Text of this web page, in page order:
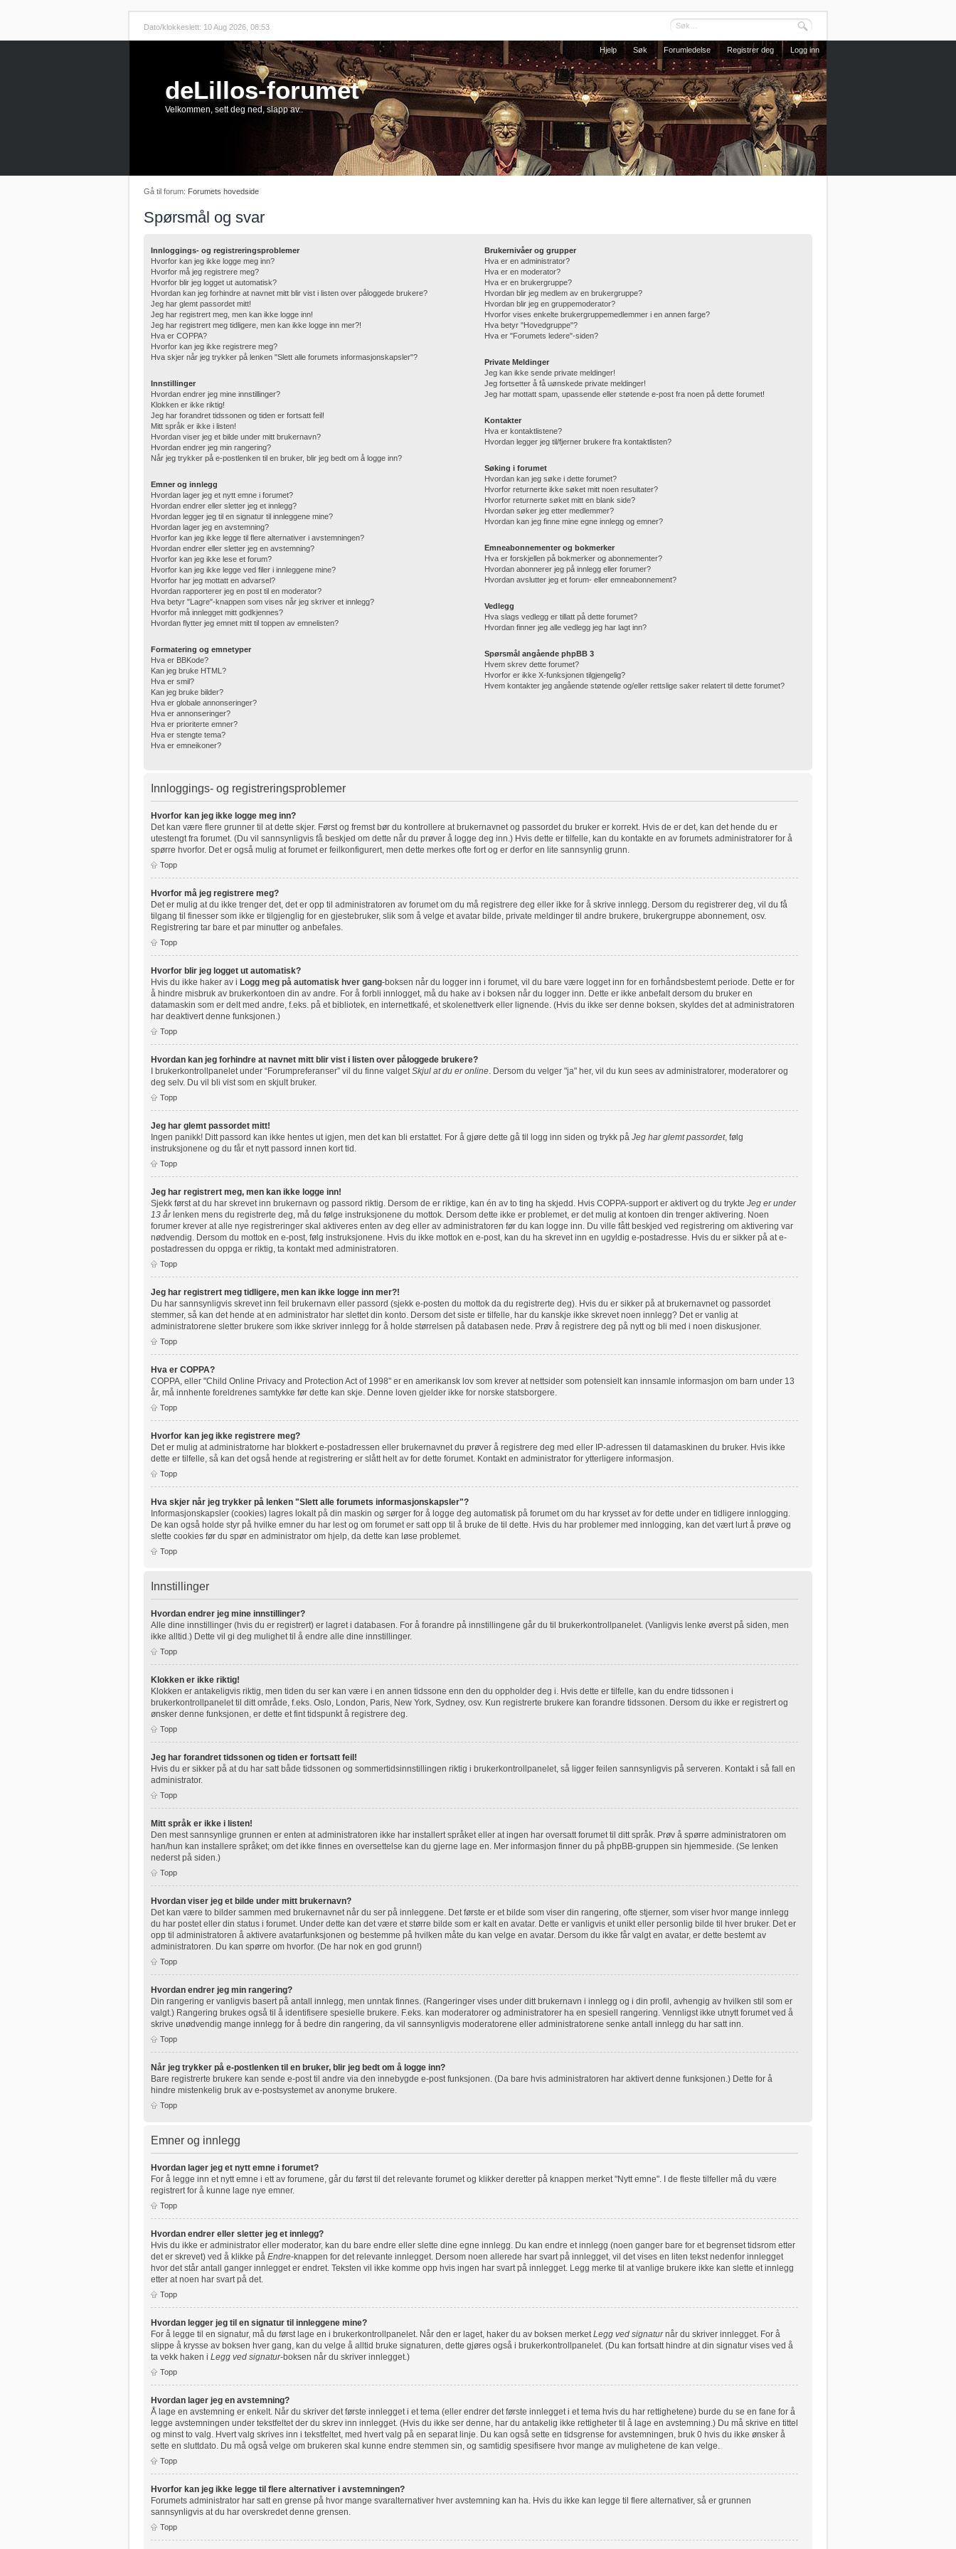
Dato/klokkeslett: 10 Aug 2026, 08:53
Hjelp Søk Forumledelse Registrer deg Logg inn
deLillos-forumet
Velkommen, sett deg ned, slapp av..
Gå til forum: Forumets hovedside
Spørsmål og svar
Innloggings- og registreringsproblemer
Hvorfor kan jeg ikke logge meg inn?
Hvorfor må jeg registrere meg?
Hvorfor blir jeg logget ut automatisk?
Hvordan kan jeg forhindre at navnet mitt blir vist i listen over påloggede brukere?
Jeg har glemt passordet mitt!
Jeg har registrert meg, men kan ikke logge inn!
Jeg har registrert meg tidligere, men kan ikke logge inn mer?!
Hva er COPPA?
Hvorfor kan jeg ikke registrere meg?
Hva skjer når jeg trykker på lenken "Slett alle forumets informasjonskapsler"?
Innstillinger
Hvordan endrer jeg mine innstillinger?
Klokken er ikke riktig!
Jeg har forandret tidssonen og tiden er fortsatt feil!
Mitt språk er ikke i listen!
Hvordan viser jeg et bilde under mitt brukernavn?
Hvordan endrer jeg min rangering?
Når jeg trykker på e-postlenken til en bruker, blir jeg bedt om å logge inn?
Emner og innlegg
Hvordan lager jeg et nytt emne i forumet?
Hvordan endrer eller sletter jeg et innlegg?
Hvordan legger jeg til en signatur til innleggene mine?
Hvordan lager jeg en avstemning?
Hvorfor kan jeg ikke legge til flere alternativer i avstemningen?
Hvordan endrer eller sletter jeg en avstemning?
Hvorfor kan jeg ikke lese et forum?
Hvorfor kan jeg ikke legge ved filer i innleggene mine?
Hvorfor har jeg mottatt en advarsel?
Hvordan rapporterer jeg en post til en moderator?
Hva betyr "Lagre"-knappen som vises når jeg skriver et innlegg?
Hvorfor må innlegget mitt godkjennes?
Hvordan flytter jeg emnet mitt til toppen av emnelisten?
Formatering og emnetyper
Hva er BBKode?
Kan jeg bruke HTML?
Hva er smil?
Kan jeg bruke bilder?
Hva er globale annonseringer?
Hva er annonseringer?
Hva er prioriterte emner?
Hva er stengte tema?
Hva er emneikoner?
Brukernivåer og grupper
Hva er en administrator?
Hva er en moderator?
Hva er en brukergruppe?
Hvordan blir jeg medlem av en brukergruppe?
Hvordan blir jeg en gruppemoderator?
Hvorfor vises enkelte brukergruppemedlemmer i en annen farge?
Hva betyr "Hovedgruppe"?
Hva er "Forumets ledere"-siden?
Private Meldinger
Jeg kan ikke sende private meldinger!
Jeg fortsetter å få uønskede private meldinger!
Jeg har mottatt spam, upassende eller støtende e-post fra noen på dette forumet!
Kontakter
Hva er kontaktlistene?
Hvordan legger jeg til/fjerner brukere fra kontaktlisten?
Søking i forumet
Hvordan kan jeg søke i dette forumet?
Hvorfor returnerte ikke søket mitt noen resultater?
Hvorfor returnerte søket mitt en blank side?
Hvordan søker jeg etter medlemmer?
Hvordan kan jeg finne mine egne innlegg og emner?
Emneabonnementer og bokmerker
Hva er forskjellen på bokmerker og abonnementer?
Hvordan abonnerer jeg på innlegg eller forumer?
Hvordan avslutter jeg et forum- eller emneabonnement?
Vedlegg
Hva slags vedlegg er tillatt på dette forumet?
Hvordan finner jeg alle vedlegg jeg har lagt inn?
Spørsmål angående phpBB 3
Hvem skrev dette forumet?
Hvorfor er ikke X-funksjonen tilgjengelig?
Hvem kontakter jeg angående støtende og/eller rettslige saker relatert til dette forumet?
Innloggings- og registreringsproblemer
Hvorfor kan jeg ikke logge meg inn?
Det kan være flere grunner til at dette skjer. Først og fremst bør du kontrollere at brukernavnet og passordet du bruker er korrekt. Hvis de er det, kan det hende du er
utestengt fra forumet. (Du vil sannsynligvis få beskjed om dette når du prøver å logge deg inn.) Hvis dette er tilfelle, kan du kontakte en av forumets administratorer for å
spørre hvorfor. Det er også mulig at forumet er feilkonfigurert, men dette merkes ofte fort og er derfor en lite sannsynlig grunn.
Topp
Hvorfor må jeg registrere meg?
Det er mulig at du ikke trenger det, det er opp til administratoren av forumet om du må registrere deg eller ikke for å skrive innlegg. Dersom du registrerer deg, vil du få
tilgang til finesser som ikke er tilgjenglig for en gjestebruker, slik som å velge et avatar bilde, private meldinger til andre brukere, brukergruppe abonnement, osv.
Registrering tar bare et par minutter og anbefales.
Topp
Hvorfor blir jeg logget ut automatisk?
Hvis du ikke haker av i Logg meg på automatisk hver gang-boksen når du logger inn i forumet, vil du bare være logget inn for en forhåndsbestemt periode. Dette er for
å hindre misbruk av brukerkontoen din av andre. For å forbli innlogget, må du hake av i boksen når du logger inn. Dette er ikke anbefalt dersom du bruker en
datamaskin som er delt med andre, f.eks. på et bibliotek, en internettkafé, et skolenettverk eller lignende. (Hvis du ikke ser denne boksen, skyldes det at administratoren
har deaktivert denne funksjonen.)
Topp
Hvordan kan jeg forhindre at navnet mitt blir vist i listen over påloggede brukere?
I brukerkontrollpanelet under “Forumpreferanser” vil du finne valget Skjul at du er online . Dersom du velger "ja" her, vil du kun sees av administratorer, moderatorer og
deg selv. Du vil bli vist som en skjult bruker.
Topp
Jeg har glemt passordet mitt!
Ingen panikk! Ditt passord kan ikke hentes ut igjen, men det kan bli erstattet. For å gjøre dette gå til logg inn siden og trykk på Jeg har glemt passordet, følg
instruksjonene og du får et nytt passord innen kort tid.
Topp
Jeg har registrert meg, men kan ikke logge inn!
Sjekk først at du har skrevet inn brukernavn og passord riktig. Dersom de er riktige, kan én av to ting ha skjedd. Hvis COPPA-support er aktivert og du trykte Jeg er under
13 årlenken mens du registrerte deg, må du følge instruksjonene du mottok. Dersom dette ikke er problemet, er det mulig at kontoen din trenger aktivering. Noen
forumer krever at alle nye registreringer skal aktiveres enten av deg eller av administratoren før du kan logge inn. Du ville fått beskjed ved registrering om aktivering var
nødvendig. Dersom du mottok en e-post, følg instruksjonene. Hvis du ikke mottok en e-post, kan du ha skrevet inn en ugyldig e-postadresse. Hvis du er sikker på at e-
postadressen du oppga er riktig, ta kontakt med administratoren.
Topp
Jeg har registrert meg tidligere, men kan ikke logge inn mer?!
Du har sannsynligvis skrevet inn feil brukernavn eller passord (sjekk e-posten du mottok da du registrerte deg). Hvis du er sikker på at brukernavnet og passordet
stemmer, så kan det hende at en administrator har slettet din konto. Dersom det siste er tilfelle, har du kanskje ikke skrevet noen innlegg? Det er vanlig at
administratorene sletter brukere som ikke skriver innlegg for å holde størrelsen på databasen nede. Prøv å registrere deg på nytt og bli med i noen diskusjoner.
Topp
Hva er COPPA?
COPPA, eller "Child Online Privacy and Protection Act of 1998" er en amerikansk lov som krever at nettsider som potensielt kan innsamle informasjon om barn under 13
år, må innhente foreldrenes samtykke før dette kan skje. Denne loven gjelder ikke for norske statsborgere.
Topp
Hvorfor kan jeg ikke registrere meg?
Det er mulig at administratorne har blokkert e-postadressen eller brukernavnet du prøver å registrere deg med eller IP-adressen til datamaskinen du bruker. Hvis ikke
dette er tilfelle, så kan det også hende at registrering er slått helt av for dette forumet. Kontakt en administrator for ytterligere informasjon.
Topp
Hva skjer når jeg trykker på lenken "Slett alle forumets informasjonskapsler"?
Informasjonskapsler (cookies) lagres lokalt på din maskin og sørger for å logge deg automatisk på forumet om du har krysset av for dette under en tidligere innlogging.
De kan også holde styr på hvilke emner du har lest og om forumet er satt opp til å bruke de til dette. Hvis du har problemer med innlogging, kan det vært lurt å prøve og
slette cookies før du spør en administrator om hjelp, da dette kan løse problemet.
Topp
Innstillinger
Hvordan endrer jeg mine innstillinger?
Alle dine innstillinger (hvis du er registrert) er lagret i databasen. For å forandre på innstillingene går du til brukerkontrollpanelet. (Vanligvis lenke øverst på siden, men
ikke alltid.) Dette vil gi deg mulighet til å endre alle dine innstillinger.
Topp
Klokken er ikke riktig!
Klokken er antakeligvis riktig, men tiden du ser kan være i en annen tidssone enn den du oppholder deg i. Hvis dette er tilfelle, kan du endre tidssonen i
brukerkontrollpanelet til ditt område, f.eks. Oslo, London, Paris, New York, Sydney, osv. Kun registrerte brukere kan forandre tidssonen. Dersom du ikke er registrert og
ønsker denne funksjonen, er dette et fint tidspunkt å registrere deg.
Topp
Jeg har forandret tidssonen og tiden er fortsatt feil!
Hvis du er sikker på at du har satt både tidssonen og sommertidsinnstillingen riktig i brukerkontrollpanelet, så ligger feilen sannsynligvis på serveren. Kontakt i så fall en
administrator.
Topp
Mitt språk er ikke i listen!
Den mest sannsynlige grunnen er enten at administratoren ikke har installert språket eller at ingen har oversatt forumet til ditt språk. Prøv å spørre administratoren om
han/hun kan installere språket; om det ikke finnes en oversettelse kan du gjerne lage en. Mer informasjon finner du på phpBB-gruppen sin hjemmeside. (Se lenken
nederst på siden.)
Topp
Hvordan viser jeg et bilde under mitt brukernavn?
Det kan være to bilder sammen med brukernavnet når du ser på innleggene. Det første er et bilde som viser din rangering, ofte stjerner, som viser hvor mange innlegg
du har postet eller din status i forumet. Under dette kan det være et større bilde som er kalt en avatar. Dette er vanligvis et unikt eller personlig bilde til hver bruker. Det er
opp til administratoren å aktivere avatarfunksjonen og bestemme på hvilken måte du kan velge en avatar. Dersom du ikke får valgt en avatar, er dette bestemt av
administratoren. Du kan spørre om hvorfor. (De har nok en god grunn!)
Topp
Hvordan endrer jeg min rangering?
Din rangering er vanligvis basert på antall innlegg, men unntak finnes. (Rangeringer vises under ditt brukernavn i innlegg og i din profil, avhengig av hvilken stil som er
valgt.) Rangering brukes også til å identifisere spesielle brukere. F.eks. kan moderatorer og administratorer ha en spesiell rangering. Vennligst ikke utnytt forumet ved å
skrive unødvendig mange innlegg for å bedre din rangering, da vil sannsynligvis moderatorene eller administratorene senke antall innlegg du har satt inn.
Topp
Når jeg trykker på e-postlenken til en bruker, blir jeg bedt om å logge inn?
Bare registrerte brukere kan sende e-post til andre via den innebygde e-post funksjonen. (Da bare hvis administratoren har aktivert denne funksjonen.) Dette for å
hindre mistenkelig bruk av e-postsystemet av anonyme brukere.
Topp
Emner og innlegg
Hvordan lager jeg et nytt emne i forumet?
For å legge inn et nytt emne i ett av forumene, går du først til det relevante forumet og klikker deretter på knappen merket "Nytt emne". I de fleste tilfeller må du være
registrert for å kunne lage nye emner.
Topp
Hvordan endrer eller sletter jeg et innlegg?
Hvis du ikke er administrator eller moderator, kan du bare endre eller slette dine egne innlegg. Du kan endre et innlegg (noen ganger bare for et begrenset tidsrom etter
det er skrevet) ved å klikke på Endre-knappen for det relevante innlegget. Dersom noen allerede har svart på innlegget, vil det vises en liten tekst nedenfor innlegget
hvor det står antall ganger innlegget er endret. Teksten vil ikke komme opp hvis ingen har svart på innlegget. Legg merke til at vanlige brukere ikke kan slette et innlegg
etter at noen har svart på det.
Topp
Hvordan legger jeg til en signatur til innleggene mine?
For å legge til en signatur, må du først lage en i brukerkontrollpanelet. Når den er laget, haker du av boksen merket Legg ved signaturnår du skriver innlegget. For å
slippe å krysse av boksen hver gang, kan du velge å alltid bruke signaturen, dette gjøres også i brukerkontrollpanelet. (Du kan fortsatt hindre at din signatur vises ved å
ta vekk haken i Legg ved signatur-boksen når du skriver innlegget.)
Topp
Hvordan lager jeg en avstemning?
Å lage en avstemning er enkelt. Når du skriver det første innlegget i et tema (eller endrer det første innlegget i et tema hvis du har rettighetene) burde du se en fane for å
legge avstemningen under tekstfeltet der du skrev inn innlegget. (Hvis du ikke ser denne, har du antakelig ikke rettigheter til å lage en avstemning.) Du må skrive en tittel
og minst to valg. Hvert valg skrives inn i tekstfeltet, med hvert valg på en separat linje. Du kan også sette en tidsgrense for avstemningen, bruk 0 hvis du ikke ønsker å
sette en sluttdato. Du må også velge om brukeren skal kunne endre stemmen sin, og samtidig spesifisere hvor mange av mulighetene de kan velge.
Topp
Hvorfor kan jeg ikke legge til flere alternativer i avstemningen?
Forumets administrator har satt en grense på hvor mange svaralternativer hver avstemning kan ha. Hvis du ikke kan legge til flere alternativer, så er grunnen
sannsynligvis at du har overskredet denne grensen.
Topp